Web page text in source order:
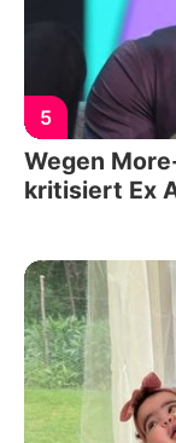
5
Wegen
kritisiert Ex